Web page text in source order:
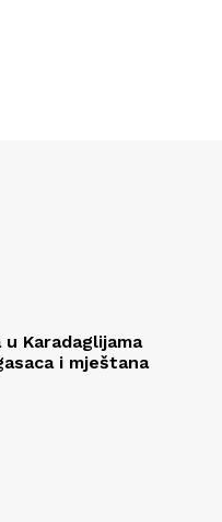
Karadaglijama
i mještana